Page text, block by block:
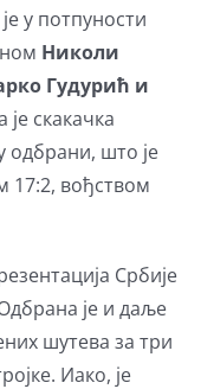
у потпуности
Николи
Гудурић и
скакачка
одбрани, што је
17:2, вођством
Србије
је и даље
шутева за три
Иако, је